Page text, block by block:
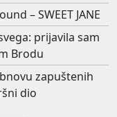
– SWEET JANE
prijavila sam
Brodu
zapuštenih
dio